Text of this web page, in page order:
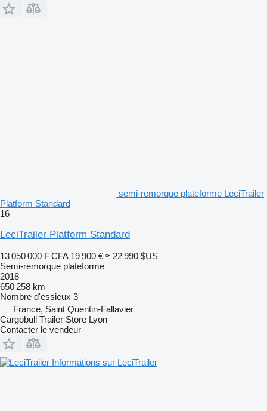
semi-remorque plateforme LeciTrailer
Platform Standard
16
LeciTrailer Platform Standard
13 050 000 F CFA 19 900 € ≈ 22 990 $US
Semi-remorque plateforme
2018
650 258 km
Nombre d'essieux 3
France, Saint Quentin-Fallavier
Cargobull Trailer Store Lyon
Contacter le vendeur
Informations sur LeciTrailer